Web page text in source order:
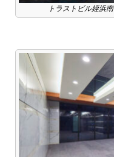
トラストビル姪浜